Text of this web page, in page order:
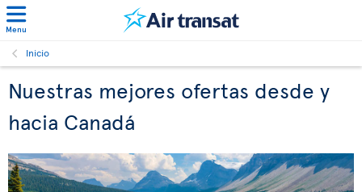
Menu
Inicio
Nuestras mejores ofertas desde y
hacia Canadá